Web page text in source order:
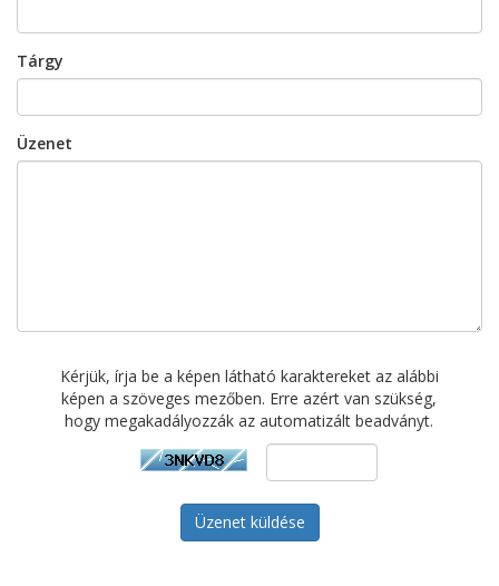
Tárgy
Üzenet
Kérjük, írja be a képen látható karaktereket az alábbi
képen a szöveges mezőben. Erre azért van szükség,
hogy megakadályozzák az automatizált beadványt.
Üzenet küldése